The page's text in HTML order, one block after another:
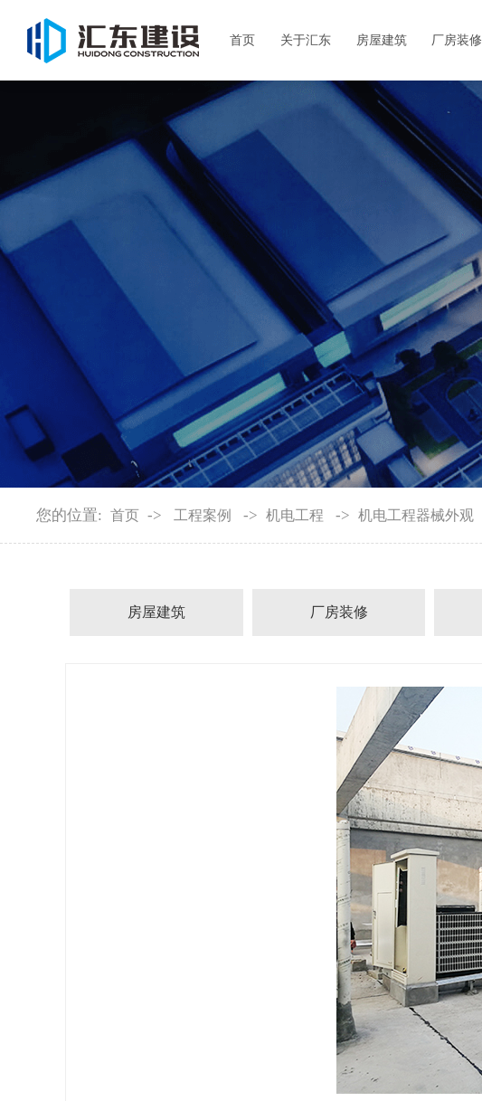
首页 关于汇东 房屋建筑 厂房装修
您的位置: 首页 -> 工程案例 -> 机电工程 -> 机电工程器械外观
房屋建筑 厂房装修